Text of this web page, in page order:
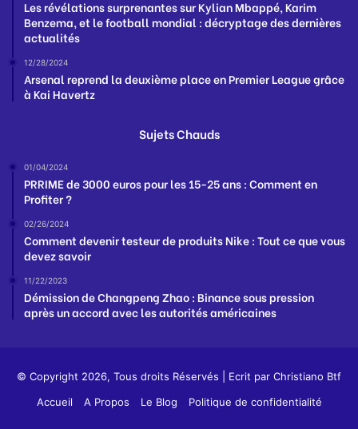
Les révélations surprenantes sur Kylian Mbappé, Karim
Benzema, et le football mondial : décryptage des dernières
actualités
12/28/2024
Arsenal reprend la deuxième place en Premier League grâce
à Kai Havertz
Sujets Chauds
01/04/2024
PRRIME de 3000 euros pour les 15-25 ans : Comment en
Profiter ?
02/26/2024
Comment devenir testeur de produits Nike : Tout ce que vous
devez savoir
11/22/2023
Démission de Changpeng Zhao : Binance sous pression
après un accord avec les autorités américaines
© Copyright 2026, Tous droits Réservés | Ecrit par Christiano Btf
Accueil
A Propos Le Blog Politique de confidentialité